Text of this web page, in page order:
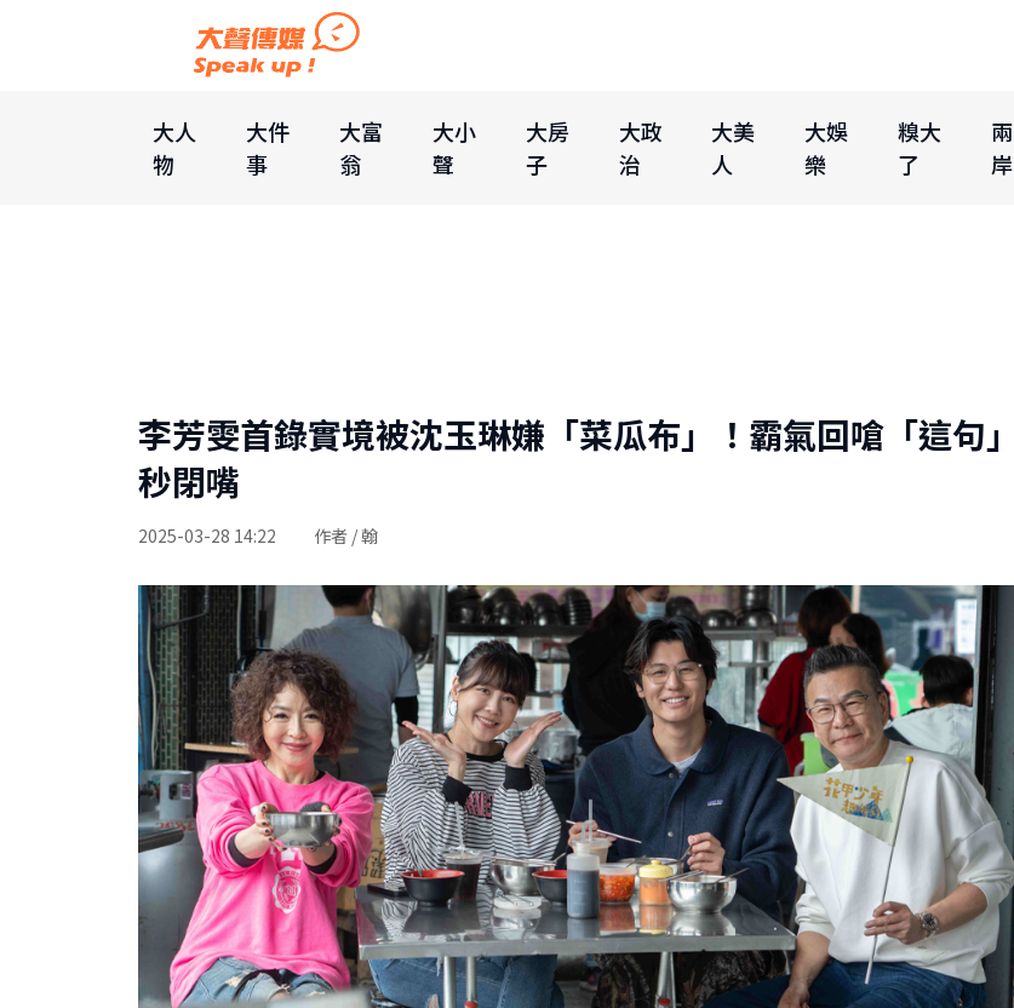
大人
物
大件
事
大富
翁
大小
聲
大房
子
大政
治
大美
人
大娛
樂
糗大
了
兩
岸
李芳雯首錄實境被沈玉琳嫌「菜瓜布」！霸氣回嗆「這句」
秒閉嘴
2025-03-28 14:22 作者 / 翰